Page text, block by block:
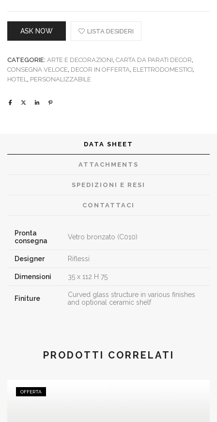
ASK NOW LISTA DESIDERI
CATEGORIE: ARTE E DECORAZIONI CARTA DA PARATI DECOR
CONSEGNA VELOCE DECOR IN OFFERTA ELETTRODOMESTICI
HOTEL
PERSONALIZZABILE
DATA SHEET
ATTACHMENTS
SPEDIZIONI E RESI
CONTATTACI
Pronta
consegna
Vetro bronzato (C010)
Designer Riflessi
Dimensioni 35 x 112 H 75
Finiture
Curved glass structure in various finishes
and optional ceramic shelf
PRODOTTI CORRELATI
OFFERTA